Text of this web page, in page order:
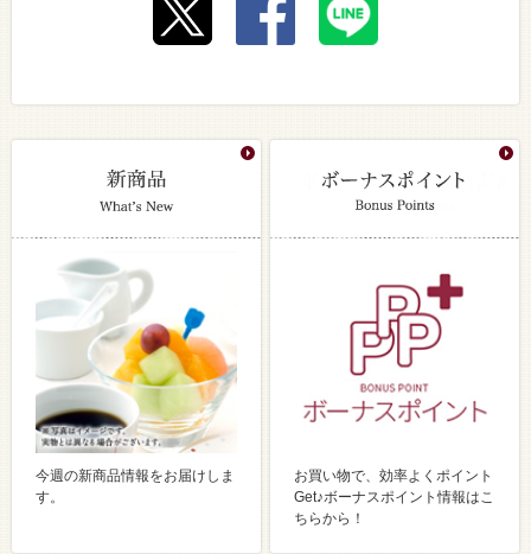
今週の新商品情報をお届けしま
す。
お買い物で、効率よくポイント
Get♪ボーナスポイント情報はこ
ちらから！